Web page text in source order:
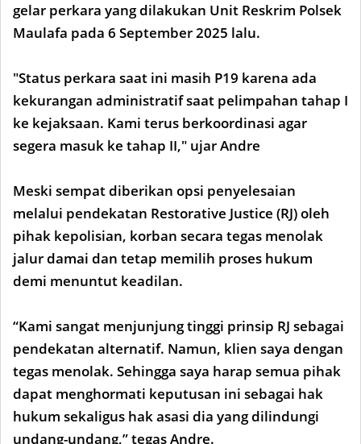
gelar perkara yang dilakukan Unit Reskrim Polsek
Maulafa pada 6 September 2025 lalu.
"Status perkara saat ini masih P19 karena ada
kekurangan administratif saat pelimpahan tahap I
ke kejaksaan. Kami terus berkoordinasi agar
segera masuk ke tahap II," ujar Andre
Meski sempat diberikan opsi penyelesaian
melalui pendekatan Restorative Justice (RJ) oleh
pihak kepolisian, korban secara tegas menolak
jalur damai dan tetap memilih proses hukum
demi menuntut keadilan.
“Kami sangat menjunjung tinggi prinsip RJ sebagai
pendekatan alternatif. Namun, klien saya dengan
tegas menolak. Sehingga saya harap semua pihak
dapat menghormati keputusan ini sebagai hak
hukum sekaligus hak asasi dia yang dilindungi
undang-undang,” tegas Andre.